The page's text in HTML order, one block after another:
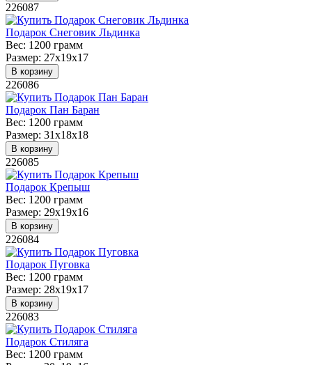
226087
Подарок Снеговик Льдинка
Вес: 1200 грамм
Размер: 27х19х17
В корзину
226086
Подарок Пан Баран
Вес: 1200 грамм
Размер: 31х18х18
В корзину
226085
Подарок Крепыш
Вес: 1200 грамм
Размер: 29х19х16
В корзину
226084
Подарок Пуговка
Вес: 1200 грамм
Размер: 28х19х17
В корзину
226083
Подарок Стиляга
Вес: 1200 грамм